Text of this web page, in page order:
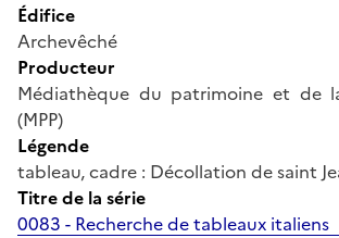
Édifice
Archevêché
Producteur
Médiathèque du patrimoine et de
(MPP)
Légende
tableau, cadre : Décollation de saint
Titre de la série
0083 - Recherche de tableaux italiens